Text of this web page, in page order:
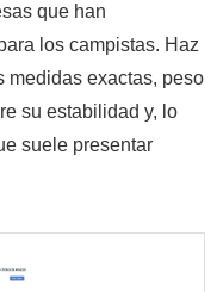
que han
los campistas. Haz
medidas exactas, peso
su estabilidad y, lo
suele presentar